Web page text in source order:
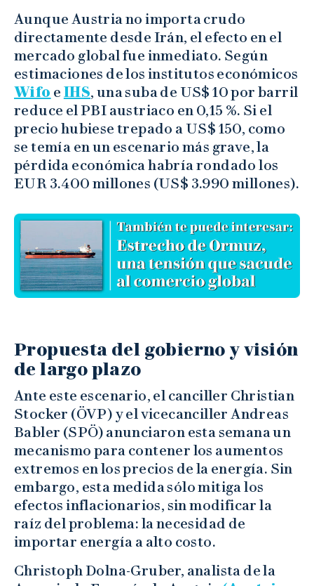
Aunque Austria no importa crudo
directamente desde Irán, el efecto en el
mercado global fue inmediato. Según
estimaciones de los institutos económicos
Wifo e IHS, una suba de US$ 10 por barril
reduce el PBI austriaco en 0,15 %. Si el
precio hubiese trepado a US$ 150, como
se temía en un escenario más grave, la
pérdida económica habría rondado los
EUR 3.400 millones (US$ 3.990 millones).
Propuesta del gobierno y visión
de largo plazo
Ante este escenario, el canciller Christian
Stocker (ÖVP) y el vicecanciller Andreas
Babler (SPÖ) anunciaron esta semana un
mecanismo para contener los aumentos
extremos en los precios de la energía. Sin
embargo, esta medida sólo mitiga los
efectos inflacionarios, sin modificar la
raíz del problema: la necesidad de
importar energía a alto costo.
Christoph Dolna-Gruber, analista de la